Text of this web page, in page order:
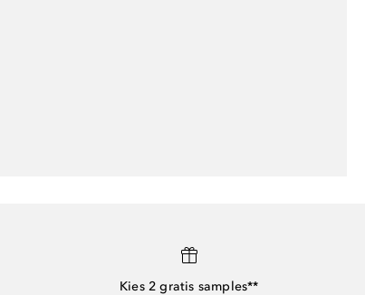
Kies 2 gratis samples**